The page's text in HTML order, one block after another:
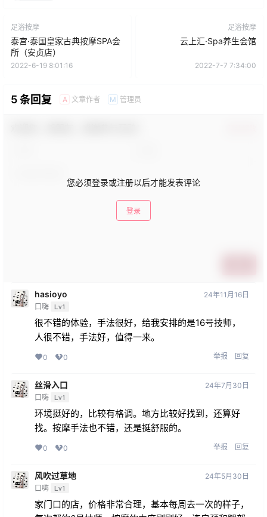
足浴按摩
泰宫·泰国皇家古典按摩SPA会
所（安贞店）
2022-6-19 8:01:16
足浴按摩
云上汇·Spa养生会馆
2022-7-7 7:34:00
5 条回复 A 文章作者 M 管理员
您必须登录或注册以后才能发表评论
登录
hasioyo
口嗨 Lv1
24年11月16日
很不错的体验，手法很好，给我安排的是16号技师，
人很不错，手法好，值得一来。
0 0 举报 回复
丝滑入口
口嗨 Lv1
24年7月30日
环境挺好的，比较有格调。地方比较好找到，还算好
找。按摩手法也不错，还是挺舒服的。
0 0 举报 回复
风吹过草地
口嗨 Lv1
24年5月30日
家门口的店，价格非常合理，基本每周去一次的样子，